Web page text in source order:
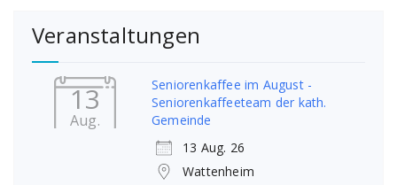
Veranstaltungen
13
Aug.
Seniorenkaffee im August -
Seniorenkaffeeteam der kath.
Gemeinde
13 Aug. 26
Wattenheim